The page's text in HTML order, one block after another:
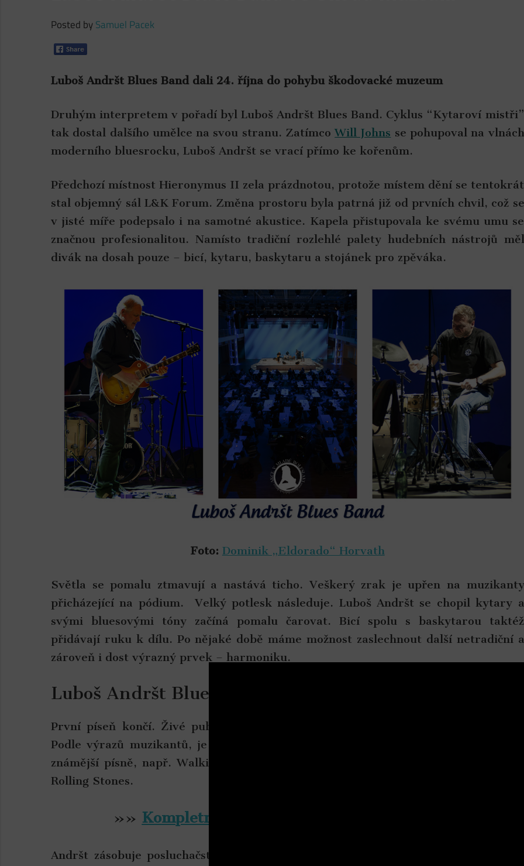
Posted bySamuel Pacek
Luboš Andršt Blues Band dali 24. října do pohybu škodovacké muzeum
Druhým interpretem v pořadí byl Luboš Andršt Blues Band. Cyklus “Kytaroví mistři”
tak dostal dalšího umělce na svou stranu. ZatímcoWill Johns se pohupoval na vlnách
moderního bluesrocku, Luboš Andršt se vrací přímo ke kořenům.
Předchozí místnost Hieronymus II zela prázdnotou, protože místem dění se tentokrát
stal objemný sál L&K Forum. Změna prostoru byla patrná již od prvních chvil, což se
v jisté míře podepsalo i na samotné akustice. Kapela přistupovala ke svému umu se
značnou profesionalitou. Namísto tradiční rozlehlé palety hudebních nástrojů měl
divák na dosah pouze – bicí, kytaru, baskytaru a stojánek pro zpěváka.
Foto: Dominik „Eldorado“ Horvath
Světla se pomalu ztmavují a nastává ticho. Veškerý zrak je upřen na muzikanty
přicházející na pódium. Velký potlesk následuje. Luboš Andršt se chopil kytary a
svými bluesovými tóny začíná pomalu čarovat. Bicí spolu s baskytarou taktéž
přidávají ruku k dílu. Po nějaké době máme možnost zaslechnout další netradiční a
zároveň i dost výrazný prvek – harmoniku.
Luboš Andršt Blues Band ví jak zaujmout posluchače
První píseň končí. Živé publikum reaguje dosti nadšeně, někteří dokonce pískají.
Podle výrazů muzikantů, je patrné, že si hraní náležitě užívají. Na řadu přichází i
známější písně, např. Walking the Dog, jež se především zpopularizovala díky The
Rolling Stones.
»» Kompletní FOTOGALERIE z Vystoupení
Andršt zásobuje posluchačstvo rozmanitou dávkou sólových tónů. Aby toho nebylo